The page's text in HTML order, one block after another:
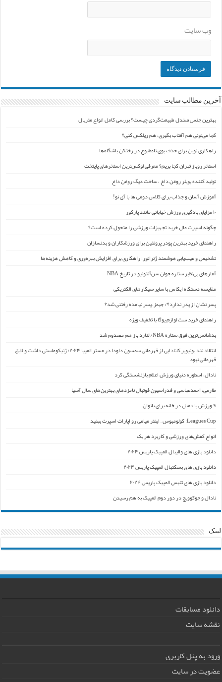
وب‌ سایت
آخرین مطالب سایت
بهترین جنس صندل طبیعت‌گردی چیست؟ بررسی کامل انواع متریال
کجا می‌تونی هم آفتاب بگیری، هم ریلکس کنی؟
راهکاری نوین برای حذف بوی نامطبوع در رختکن باشگاه‌ها
استخر روباز تهران کجا بریم؟ معرفی لوکس‌ترین استخرهای پایتخت
تولید کننده بویلر روغن داغ ، ساخت دیگ روغن داغ
آموزش آسان و جذاب برای کلاس دومی ها با آی نو!
۱۰ مزایای یادگیری ورزش خیابانی مانند پارکور
چگونه اسپرت مال خرید تجهیزات ورزشی را متحول کرده است؟
راهنمای خرید بهترین پودر پروتئین برای ورزشکاران و بدنسازان
تشخیص و عیب‌یابی هوشمند ژنراتور: راهکاری برای افزایش بهره‌وری و کاهش هزینه‌ها
آمارهای بی‌نظیر ستاره جوان سن‌آنتونیو در تاریخ NBA
مقایسه دستگاه ایکاس با سایر سیگارهای الکتریکی
پسر نشان از پدر ندارد؟/ جیمز ِ پسر نیامده رفتنی شد؟
راهنمای خرید ست لوازم یوگا با تخفیف ویژه
بدشانس‌ترین فوق ستاره NBA/ لنارد باز هم مصدوم شد
انتقاد تند یوتیوبر کانادایی از قهرمانی سمسون داودا در مستر المپیا ۲۰۲۴: ژنیکوماستی داشت و لایق
قهرمانی نبود
نادال، اسطوره دنیای ورزش اعلام بازنشستگی کرد
طارمی، احمدعباسی و فدراسیون فوتبال نامزدهای بهترین‌های سال آسیا
۹ ورزش با دمبل در خانه برای بانوان
Leagues Cup: کولومبوس – اینتر میامی رو اپارات اسپرت ببنید
انواع کفش‌های ورزشی و کاربرد هر یک
دانلود بازی های والیبال المپیک پاریس ۲۰۲۴
دانلود بازی های بسکتبال المپیک پاریس ۲۰۲۴
دانلود بازی های تنیس المپیک پاریس ۲۰۲۴
نادال و جوکوویچ در دور دوم المپیک به هم رسیدن
لینک
دانلود مسابقات
نقشه سایت
ورود به پنل کاربری
عضویت در سایت